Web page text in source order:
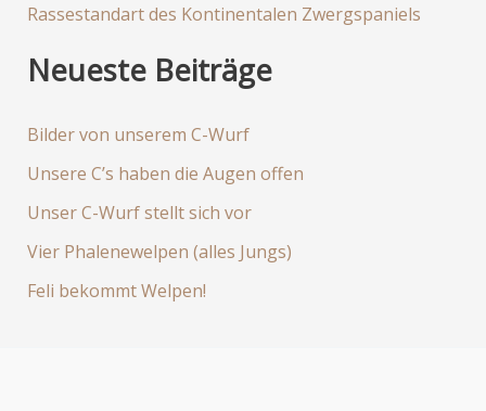
Rassestandart des Kontinentalen Zwergspaniels
Neueste Beiträge
Bilder von unserem C-Wurf
Unsere C’s haben die Augen offen
Unser C-Wurf stellt sich vor
Vier Phalenewelpen (alles Jungs)
Feli bekommt Welpen!